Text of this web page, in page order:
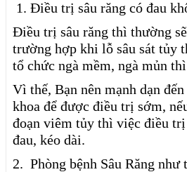
1. Điều trị sâu răng có đau
Điều trị sâu răng thì thường
trường hợp khi lỗ sâu sát tủy
tổ chức ngà mềm, ngà mủn
Vì thế, Bạn nên mạnh dạn
khoa để được điều trị sớm,
đoạn viêm tủy thì việc điều
đau, kéo dài.
2. Phòng bệnh Sâu Răng như